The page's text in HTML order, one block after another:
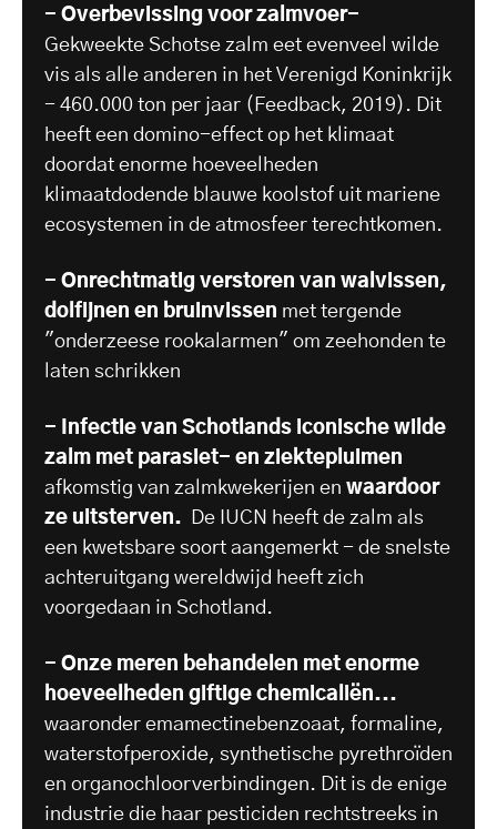
- Overbevissing voor zalmvoer-
Gekweekte Schotse zalm eet evenveel wilde
vis als alle anderen in het Verenigd Koninkrijk
- 460.000 ton per jaar (Feedback, 2019). Dit
heeft een domino-effect op het klimaat
doordat enorme hoeveelheden
klimaatdodende blauwe koolstof uit mariene
ecosystemen in de atmosfeer terechtkomen.
- Onrechtmatig verstoren van walvissen,
dolfijnen en bruinvissen met tergende
"onderzeese rookalarmen" om zeehonden te
laten schrikken
- Infectie van Schotlands iconische wilde
zalm met parasiet- en ziektepluimen
afkomstig van zalmkwekerijen en waardoor
ze uitsterven. De IUCN heeft de zalm als
een kwetsbare soort aangemerkt - de snelste
achteruitgang wereldwijd heeft zich
voorgedaan in Schotland.
- Onze meren behandelen met enorme
hoeveelheden giftige chemicaliën...
waaronder emamectinebenzoaat, formaline,
waterstofperoxide, synthetische pyrethroïden
en organochloorverbindingen. Dit is de enige
industrie die haar pesticiden rechtstreeks in